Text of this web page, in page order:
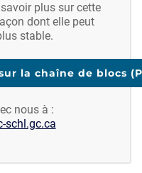
plus sur cette
dont elle peut
stable.
la chaîne de blocs
nous à :
schl.gc.ca